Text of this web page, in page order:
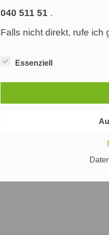
040 511 51 .
Falls nicht direkt, rufe ich
Essenziell